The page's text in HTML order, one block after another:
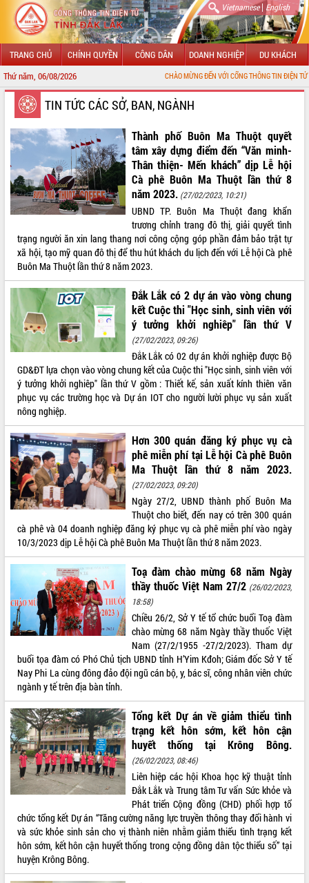
Vietnamese| English
TRANG CHỦ CHÍNH QUYỀN CÔNG DÂN DOANH NGHIỆP DU KHÁCH
Thứ năm, 06/08/2026 CHÀO MỪNG ĐẾN VỚI CỔNG THÔNG TIN ĐIỆN TỬ TỈNH ĐẮK LẮK
GIỚI THIỆU
LÃNH ĐẠO UBND TỈNH
TIN TỨC SỰ KIỆN
SỞ, BAN, NGÀNH
UBND CÁC XÃ, PHƯỜNG
THÔNG TIN CHỈ ĐẠO ĐIỀU HÀNH
HỆ THỐNG VĂN BẢN
VĂN BẢN HĐND TỈNH
ĐIỂM TIN VĂN BẢN
VIDEO
Không có file video nào để phát.
ALBUM ẢNH
LIÊN KẾT WEB
TIN TỨC CÁC SỞ, BAN, NGÀNH
Thành phố Buôn Ma Thuột quyết
tâm xây dựng điểm đến “Văn minh-
Thân thiện- Mến khách” dịp Lễ hội
Cà phê Buôn Ma Thuột lần thứ 8
năm 2023. (27/02/2023, 10:21)
UBND TP. Buôn Ma Thuột đang khẩn
trương chỉnh trang đô thị, giải quyết tình
trạng người ăn xin lang thang nơi công cộng góp phần đảm bảo trật tự
xã hội, tạo mỹ quan đô thị để thu hút khách du lịch đến với Lễ hội Cà phê
Buôn Ma Thuột lần thứ 8 năm 2023.
Đắk Lắk có 2 dự án vào vòng chung
kết Cuộc thi "Học sinh, sinh viên với
ý tưởng khởi nghiêp" lần thứ V
(27/02/2023, 09:26)
Đắk Lắk có 02 dự án khởi nghiệp được Bộ
GD&ĐT lựa chọn vào vòng chung kết của Cuộc thi "Học sinh, sinh viên với
ý tưởng khởi nghiêp" lần thứ V gồm : Thiết kế, sản xuất kính thiên văn
phục vụ các trường học và Dự án IOT cho người lười phục vụ sản xuất
nông nghiệp.
Hơn 300 quán đăng ký phục vụ cà
phê miễn phí tại Lễ hội Cà phê Buôn
Ma Thuột lần thứ 8 năm 2023.
(27/02/2023, 09:20)
Ngày 27/2, UBND thành phố Buôn Ma
Thuột cho biết, đến nay có trên 300 quán
cà phê và 04 doanh nghiệp đăng ký phục vụ cà phê miễn phí vào ngày
10/3/2023 dịp Lễ hội Cà phê Buôn Ma Thuột lần thứ 8 năm 2023.
Toạ đàm chào mừng 68 năm Ngày
thầy thuốc Việt Nam 27/2 (26/02/2023,
18:58)
Chiều 26/2, Sở Y tế tổ chức buổi Toạ đàm
chào mừng 68 năm Ngày thầy thuốc Việt
Nam (27/2/1955 -27/2/2023). Tham dự
buổi tọa đàm có Phó Chủ tịch UBND tỉnh H’Yim Kđoh; Giám đốc Sở Y tế
Nay Phi La cùng đông đảo đội ngũ cán bộ, y, bác sĩ, công nhân viên chức
ngành y tế trên địa bàn tỉnh.
Tổng kết Dự án về giảm thiểu tình
trạng kết hôn sớm, kết hôn cận
huyết thống tại Krông Bông.
(26/02/2023, 08:46)
Liên hiệp các hội Khoa học kỹ thuật tỉnh
Đắk Lắk và Trung tâm Tư vấn Sức khỏe và
Phát triển Cộng đồng (CHD) phối hợp tổ
chức tổng kết Dự án “Tăng cường năng lực truyền thông thay đổi hành vi
và sức khỏe sinh sản cho vị thành niên nhằm giảm thiểu tình trạng kết
hôn sớm, kết hôn cận huyết thống trong cộng đồng dân tộc thiểu số” tại
huyện Krông Bông.